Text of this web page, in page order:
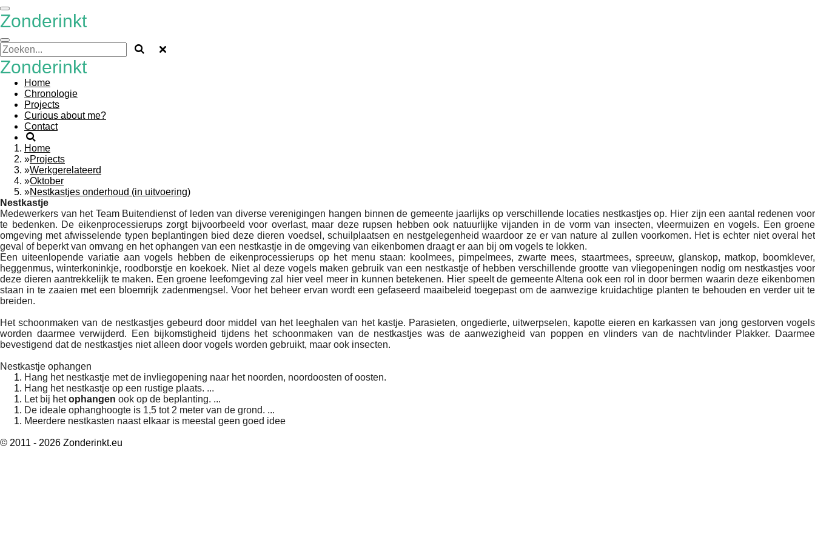
Ga
direct
de
hoofdinhoud
Zonderinkt
Zonderinkt
Home
Chronologie
Projects
Curious about me?
Contact
Home
»Projects
»Werkgerelateerd
»Oktober
»Nestkastjes onderhoud (in uitvoering)
Nestkastje
Medewerkers van het Team Buitendienst of leden van diverse verenigingen hangen binnen de gemeente jaarlijks op verschillende locaties nestkastjes op. Hier zijn een aantal redenen voor
te bedenken. De eikenprocessierups zorgt bijvoorbeeld voor overlast, maar deze rupsen hebben ook natuurlijke vijanden in de vorm van insecten, vleermuizen en vogels. Een groene
omgeving met afwisselende typen beplantingen bied deze dieren voedsel, schuilplaatsen en nestgelegenheid waardoor ze er van nature al zullen voorkomen. Het is echter niet overal het
geval of beperkt van omvang en het ophangen van een nestkastje in de omgeving van eikenbomen draagt er aan bij om vogels te lokken.
Een uiteenlopende variatie aan vogels hebben de eikenprocessierups op het menu staan: koolmees, pimpelmees, zwarte mees, staartmees, spreeuw, glanskop, matkop, boomklever,
heggenmus, winterkoninkje, roodborstje en koekoek. Niet al deze vogels maken gebruik van een nestkastje of hebben verschillende grootte van vliegopeningen nodig om nestkastjes voor
deze dieren aantrekkelijk te maken. Een groene leefomgeving zal hier veel meer in kunnen betekenen. Hier speelt de gemeente Altena ook een rol in door bermen waarin deze eikenbomen
staan in te zaaien met een bloemrijk zadenmengsel. Voor het beheer ervan wordt een gefaseerd maaibeleid toegepast om de aanwezige kruidachtige planten te behouden en verder uit te
breiden.
Het schoonmaken van de nestkastjes gebeurd door middel van het leeghalen van het kastje. Parasieten, ongedierte, uitwerpselen, kapotte eieren en karkassen van jong gestorven vogels
worden daarmee verwijderd.
Een bijkomstigheid tijdens het schoonmaken van de nestkastjes was de aanwezigheid van poppen en vlinders van de nachtvlinder Plakker. Daarmee
bevestigend dat de nestkastjes niet alleen door vogels worden gebruikt, maar ook insecten.
Nestkastje ophangen
Hang het nestkastje met de invliegopening naar het noorden, noordoosten of oosten.
Hang het nestkastje op een rustige plaats. ...
Let bij hetophangen ook op de beplanting. ...
De ideale ophanghoogte is 1,5 tot 2 meter van de grond. ...
Meerdere nestkasten naast elkaar is meestal geen goed idee
© 2011 - 2026 Zonderinkt.eu